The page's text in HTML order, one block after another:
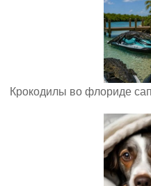
Крокодилы во флориде